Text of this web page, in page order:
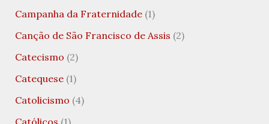
Campanha da Fraternidade(1)
Canção de São Francisco de Assis (2)
Catecismo (2)
Catequese(1)
Catolicismo (4)